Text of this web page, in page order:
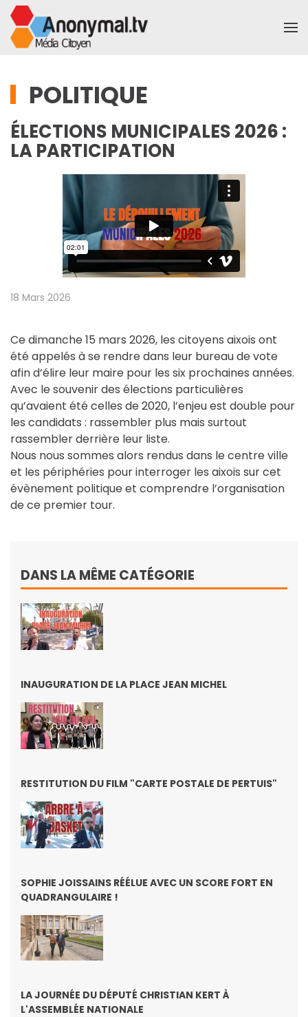
Accéder au contenu principal
POLITIQUE
ÉLECTIONS MUNICIPALES 2026 :
LA PARTICIPATION
18 Mars 2026
Ce dimanche 15 mars 2026, les citoyens aixois ont
été appelés à se rendre dans leur bureau de vote
afin d’élire leur maire pour les six prochaines années.
Avec le souvenir des élections particulières
qu’avaient été celles de 2020, l’enjeu est double pour
les candidats : rassembler plus mais surtout
rassembler derrière leur liste.
Nous nous sommes alors rendus dans le centre ville
et les périphéries pour interroger les aixois sur cet
évènement politique et comprendre l’organisation
de ce premier tour.
DANS LA MÊME CATÉGORIE
INAUGURATION DE LA PLACE JEAN MICHEL
RESTITUTION DU FILM "CARTE POSTALE DE PERTUIS"
SOPHIE JOISSAINS RÉÉLUE AVEC UN SCORE FORT EN
QUADRANGULAIRE !
LA JOURNÉE DU DÉPUTÉ CHRISTIAN KERT À
L'ASSEMBLÉE NATIONALE